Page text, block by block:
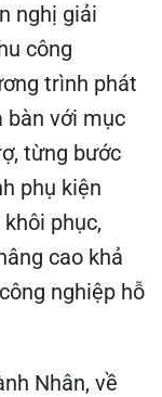
nghị giải
công
trình phát
bàn với mục
từng bước
phụ kiện
phục,
cao khả
nghiệp hỗ
Nhân, về